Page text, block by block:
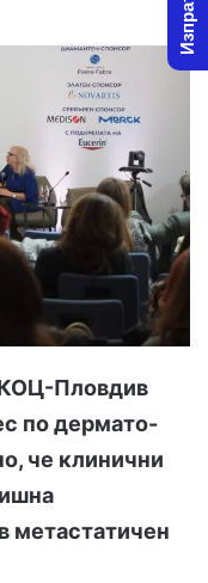
Пловдив
по дермато-
че клинични
метастатичен